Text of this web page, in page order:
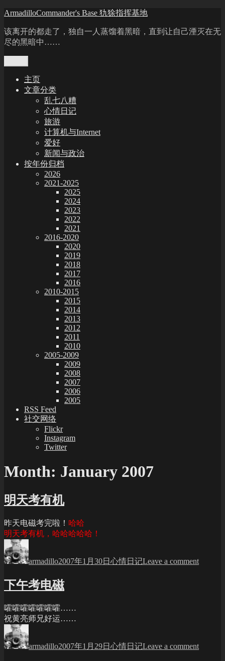
Skip
content
ArmadilloCommander's Base 犰狳指挥基地
该离开的都走了，独自一人蒸馏着黑暗，直到让自己湮灭在无
尽的黑暗中……
主页
文章分类
乱七八糟
心情日记
旅游
计算机与Internet
爱好
新闻与政治
按年份归档
2026
2021-2025
2025
2024
2023
2022
2021
2016-2020
2020
2019
2018
2017
2016
2010-2015
2015
2014
2013
2012
2011
2010
2005-2009
2009
2008
2007
2006
2005
RSS Feed
社交网络
Flickr
Instagram
Twitter
Month: January 2007
明天考有机
昨天电磁考完啦！ 哈哈
明天考有机，哈哈哈哈哈！
armadillo2007年1月30日 心情日记Leave a comment天
下午考电磁
嚯嚯嚯嚯嚯嚯嚯……
祝黄亮师兄好运……
armadillo2007年1月29日 心情日记Leave a comment午